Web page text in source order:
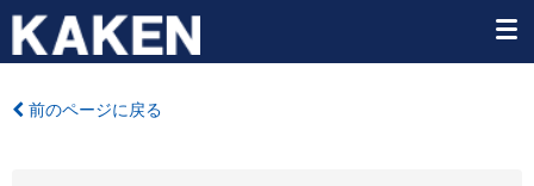
前のページに戻る